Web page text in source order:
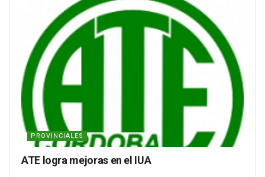
PROVINCIALES
ATE logra mejoras en el IUA